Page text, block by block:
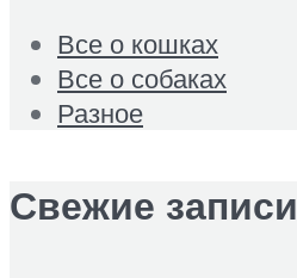
Все о кошках
Все о собаках
Разное
Свежие записи